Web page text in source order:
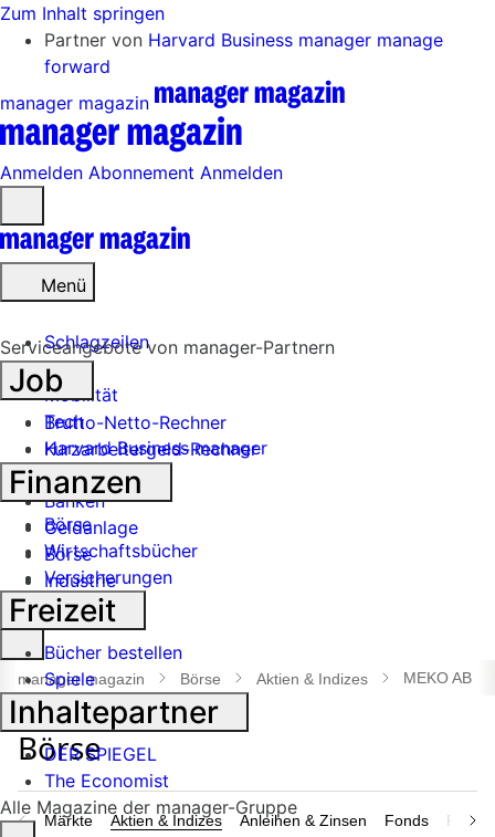
Zum Inhalt springen
Partner von Harvard Business manager manage
forward
manager magazin
Anmelden Abonnement Anmelden
öffnen
Menü
Schlagzeilen
Mobilität
Tech
Harvard Business manager
Handel
Banken
Geldanlage
Börse
Industrie
Suche
öffnen
manager magazin Börse Aktien & Indizes MEKO AB
Märkte Aktien & Indizes Anleihen & Zinsen Fonds
Serviceangebote von manager-Partnern
Job
Brutto-Netto-Rechner
Kurzarbeitergeld-Rechner
Finanzen
Börse
Wirtschaftsbücher
Versicherungen
Freizeit
Bücher bestellen
Spiele
Inhaltepartner
DER SPIEGEL
The Economist
Alle Magazine der manager-Gruppe